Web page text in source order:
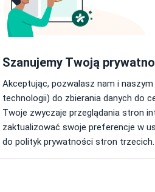
i Osteopatii
270 zł
Centrum
i
Szanujemy Twoją
Akceptując, pozwalasz nam i
technologii) do zbierania danych do
Twoje zwyczaje przeglądania stron
zaktualizować swoje preferencje w
do polityk prywatności stron